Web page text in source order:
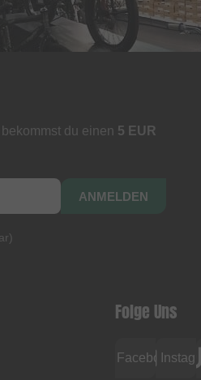
du einen 5 EUR
ANMELDEN
)
Folge Uns
Facebook